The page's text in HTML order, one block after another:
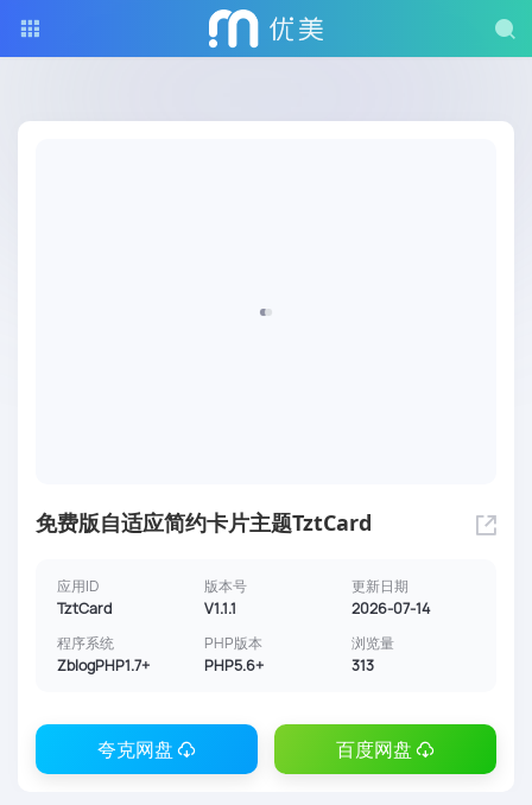
免费版自适应简约卡片主题TztCard
应用ID
TztCard
版本号
V1.1.1
更新日期
2026-07-14
程序系统
ZblogPHP1.7+
PHP版本
PHP5.6+
浏览量
313
夸克网盘 百度网盘